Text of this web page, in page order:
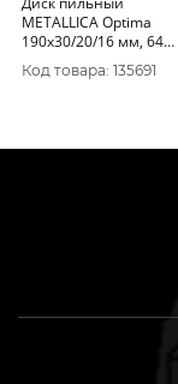
METALLICA Optima
190x30/20/16 мм, 64
зуба, Т=2, 4 мм по
алюминию, пластику,
Код товара: 135691